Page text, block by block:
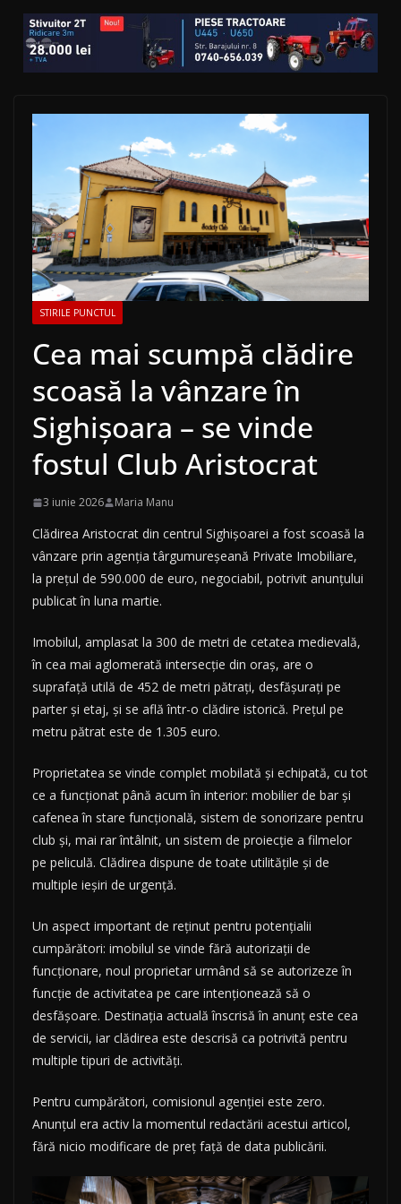
STIRILE PUNCTUL
Cea mai scumpă clădire
scoasă la vânzare în
Sighișoara – se vinde
fostul Club Aristocrat
3 iunie 2026 Maria Manu
Clădirea Aristocrat din centrul Sighișoarei a fost scoasă la
vânzare prin agenția târgumureșeană Private Imobiliare,
la prețul de 590.000 de euro, negociabil, potrivit anunțului
publicat în luna martie.
Imobilul, amplasat la 300 de metri de cetatea medievală,
în cea mai aglomerată intersecție din oraș, are o
suprafață utilă de 452 de metri pătrați, desfășurați pe
parter și etaj, și se află într-o clădire istorică. Prețul pe
metru pătrat este de 1.305 euro.
Proprietatea se vinde complet mobilată și echipată, cu tot
ce a funcționat până acum în interior: mobilier de bar și
cafenea în stare funcțională, sistem de sonorizare pentru
club și, mai rar întâlnit, un sistem de proiecție a filmelor
pe peliculă. Clădirea dispune de toate utilitățile și de
multiple ieșiri de urgență.
Un aspect important de reținut pentru potențialii
cumpărători: imobilul se vinde fără autorizații de
funcționare, noul proprietar urmând să se autorizeze în
funcție de activitatea pe care intenționează să o
desfășoare. Destinația actuală înscrisă în anunț este cea
de servicii, iar clădirea este descrisă ca potrivită pentru
multiple tipuri de activități.
Pentru cumpărători, comisionul agenției este zero.
Anunțul era activ la momentul redactării acestui articol,
fără nicio modificare de preț față de data publicării.